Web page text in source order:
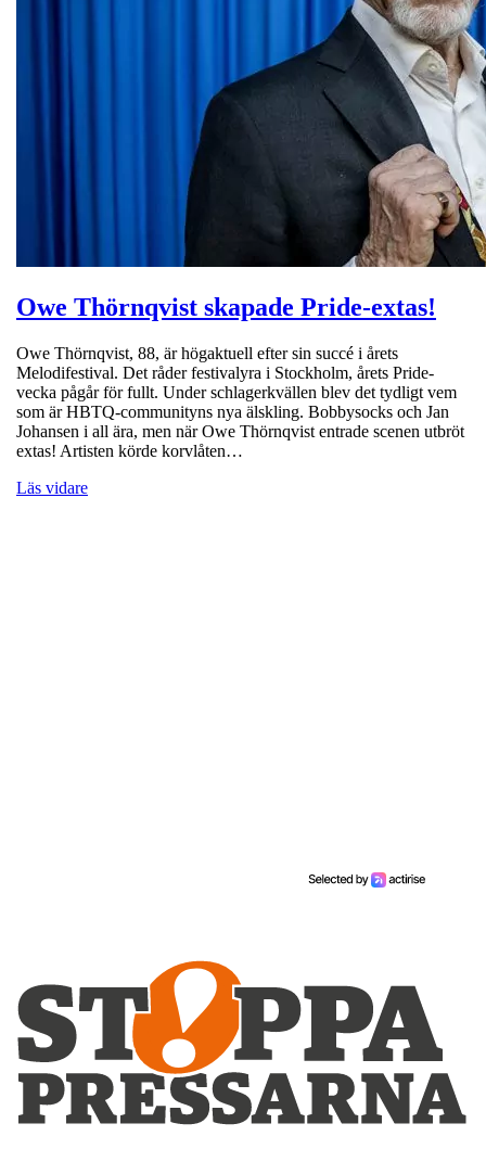
Owe Thörnqvist skapade Pride-extas!
Owe Thörnqvist, 88, är högaktuell efter sin succé i årets
Melodifestival. Det råder festivalyra i Stockholm, årets Pride-
vecka pågår för fullt. Under schlagerkvällen blev det tydligt vem
som är HBTQ-communityns nya älskling. Bobbysocks och Jan
Johansen i all ära, men när Owe Thörnqvist entrade scenen utbröt
extas! Artisten körde korvlåten…
Läs vidare